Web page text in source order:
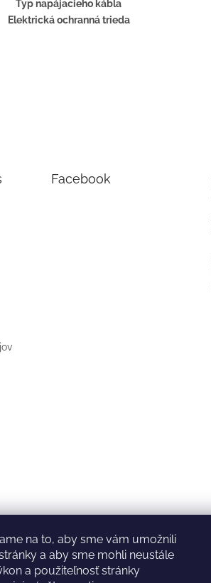
na to, aby sme vám umožnili
a aby sme mohli neustále
a použiteľnosť stránky
Typ napájacieho kábla
Elektrická ochranná trieda
Facebook
GARDENA McCULLOCH